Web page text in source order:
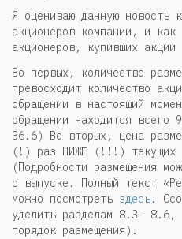
Я оцениваю данную новость
акционеров компании, и как
акционеров, купивших
Во первых, количество
превосходит количество
обращении в настоящий
обращении находится всего
36.6) Во вторых, цена
(!) раз НИЖЕ (!!!) текущих
(Подробности размещения
о выпуске. Полный текст
можно посмотреть здесь.
уделить разделам 8.3- 8.6,
порядок размещения).